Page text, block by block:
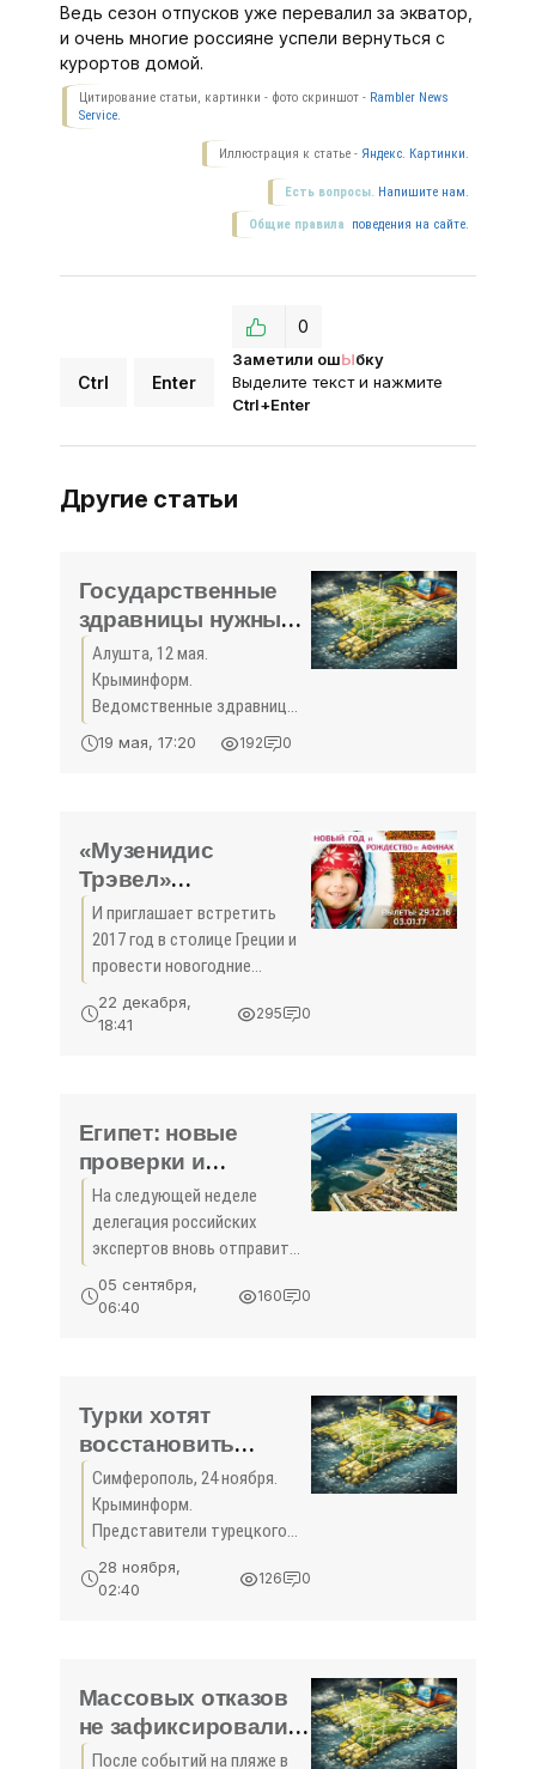
Ведь сезон отпусков уже перевалил за экватор,
и очень многие россияне успели вернуться с
курортов домой.
Цитирование статьи, картинки - фото скриншот - Rambler News
Service.
Иллюстрация к статье - Яндекс. Картинки.
Есть вопросы. Напишите нам.
Общие правила поведения на сайте.
Ctrl Enter
Заметили ошЫбку
Выделите текст и нажмите
Ctrl+Enter
0
Другие статьи
Государственные
здравницы нужны
для выполнения
социальных задач –
министр курортов
Крыма - «Туризм
Алушта, 12 мая.
Крыминформ.
Ведомственные здравницы
позволяют государству
выполнять программы по
населения. Такое мнение
сегодня выразил
Крыминформу ...
19 мая, 17:20 192 0
«Музенидис
Трэвел»
напоминает: до
Нового года 9 дней!
- «Новости
Туризма»
И приглашает встретить
2017 год в столице Греции и
провести новогодние
каникулы в Афинах!
Предлагайте клиентам наши
гала-ужин и 5
22 декабря,
18:41
295 0
Египет: новые
проверки и
ожидания -
«Новости Туризма»
На следующей неделе
делегация российских
экспертов вновь отправится
в Египет для очередной
проверки авиационной и
заявил министр
05 сентября,
06:40
160 0
Турки хотят
восстановить
морское и
авиасообщение с
Крымом и открыть
на полуострове
логистические
Крыма»
Симферополь, 24 ноября.
Крыминформ.
Представители турецкого
бизнеса рассматривают
Крым как трамплин на
морского и авиасообщения
28 ноября,
02:40
126 0
Массовых отказов
не зафиксировали -
«Туризм Крыма»
После событий на пляже в